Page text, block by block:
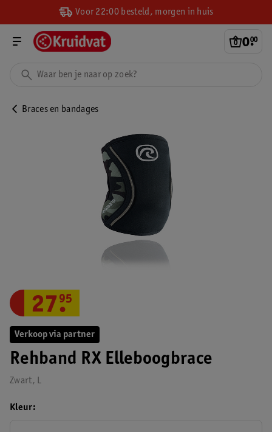
Voor 22:00 besteld, morgen in huis
0.
00
Braces en bandages
Verkoop via partner
Rehband RX Elleboogbrace
Zwart, L
27.
95
Kleur